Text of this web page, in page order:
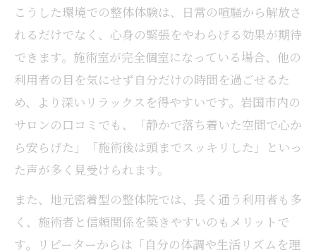
す準備
カウンセリング重視の整体が心身に与える
安心感
個室整体でプライバシーを守りリラックス
を促進
整体施術の予約方法と通院サイクルの決め
方
岩国市の整体で実感できる体の変化と効果
整体を受けるベストなタイミングを探る
整体リラックス効果を高める最適な受け方
とは
こうした環境での整体体験は、日常の喧騒から解放さ
れるだけでなく、心身の緊張をやわらげる効果が期待
できます。施術室が完全個室になっている場合、他の
利用者の目を気にせず自分だけの時間を過ごせるた
め、より深いリラックスを得やすいです。岩国市内の
サロンの口コミでも、「静かで落ち着いた空間で心か
ら安らげた」「施術後は頭までスッキリした」といっ
た声が多く見受けられます。
また、地元密着型の整体院では、長く通う利用者も多
く、施術者と信頼関係を築きやすいのもメリットで
す。リピーターからは「自分の体調や生活リズムを理